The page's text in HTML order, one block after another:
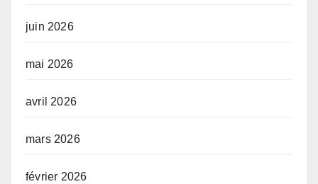
juin 2026
mai 2026
avril 2026
mars 2026
février 2026